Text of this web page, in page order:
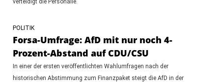
verteidigt die Personalie.
POLITIK
Forsa-Umfrage: AfD mit nur noch 4-
Prozent-Abstand auf CDU/CSU
In einer der ersten veröffentlichten Wahlumfragen nach der
historischen Abstimmung zum Finanzpaket steigt die AfD in der